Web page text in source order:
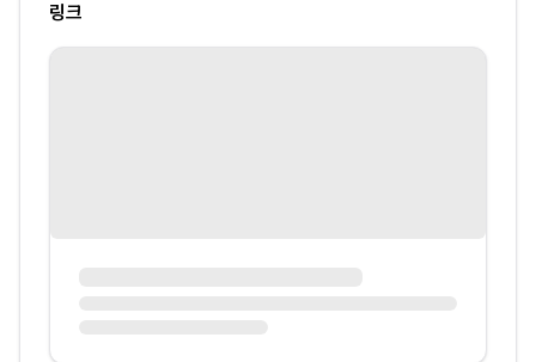
링크